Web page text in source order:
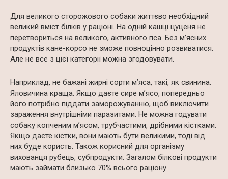
Для великого сторожового собаки життєво необхідний
великий вміст білків у раціоні. На одній кашці цуценя не
перетвориться на великого, активного пса. Без м’ясних
продуктів кане-корсо не зможе повноцінно розвиватися.
Але не все з цієї категорії можна згодовувати.
Наприклад, не бажані жирні сорти м’яса, такі, як свинина.
Яловичина краща. Якщо даєте сире м’ясо, попередньо
його потрібно піддати заморожуванню, щоб виключити
зараження внутрішніми паразитами. Не можна годувати
собаку копченим м’ясом, трубчастими, дрібними кістками.
Якщо даєте кістки, вони мають бути великими, тоді від
них буде користь. Також корисний для організму
вихованця рубець, субпродукти. Загалом білкові продукти
мають займати близько 70% всього раціону.